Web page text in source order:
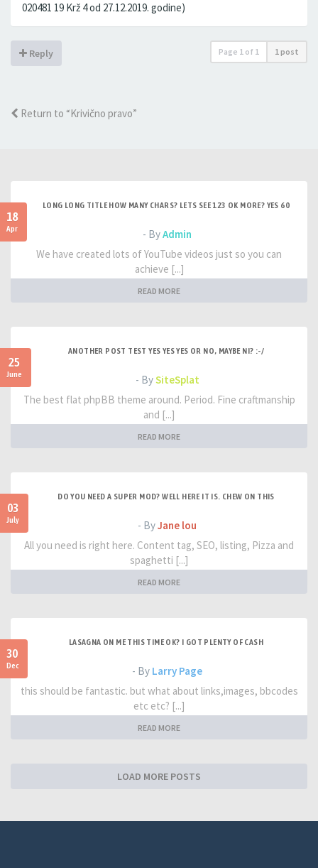
020481 19 Krž 4 od 27.12.2019. godine)
Reply Page 1 of 1 1 post
Return to “Krivično pravo”
18
Apr
LONG LONG TITLE HOW MANY CHARS? LETS SEE 123 OK MORE? YES 60
- ByAdmin
We have created lots of YouTube videos just so you can
achieve [...]
READ MORE
25
June
ANOTHER POST TEST YES YES YES OR NO, MAYBE NI? :-/
- BySiteSplat
The best flat phpBB theme around. Period. Fine craftmanship
and [...]
READ MORE
03
July
DO YOU NEED A SUPER MOD? WELL HERE IT IS. CHEW ON THIS
- ByJane lou
All you need is right here. Content tag, SEO, listing, Pizza and
spaghetti [...]
READ MORE
30
Dec
LASAGNA ON ME THIS TIME OK? I GOT PLENTY OF CASH
- By Larry Page
this should be fantastic. but what about links,images, bbcodes
etc etc? [...]
READ MORE
LOAD MORE POSTS